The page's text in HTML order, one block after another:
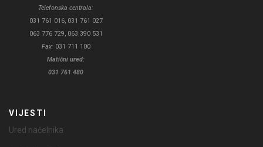
Telefonska centrala:
031 761 016, 031 761 027
063 776 729, 063 390 531
Fax: 031 711 100
Matični ured:
031 761 480
VIJESTI
Ured načelnika